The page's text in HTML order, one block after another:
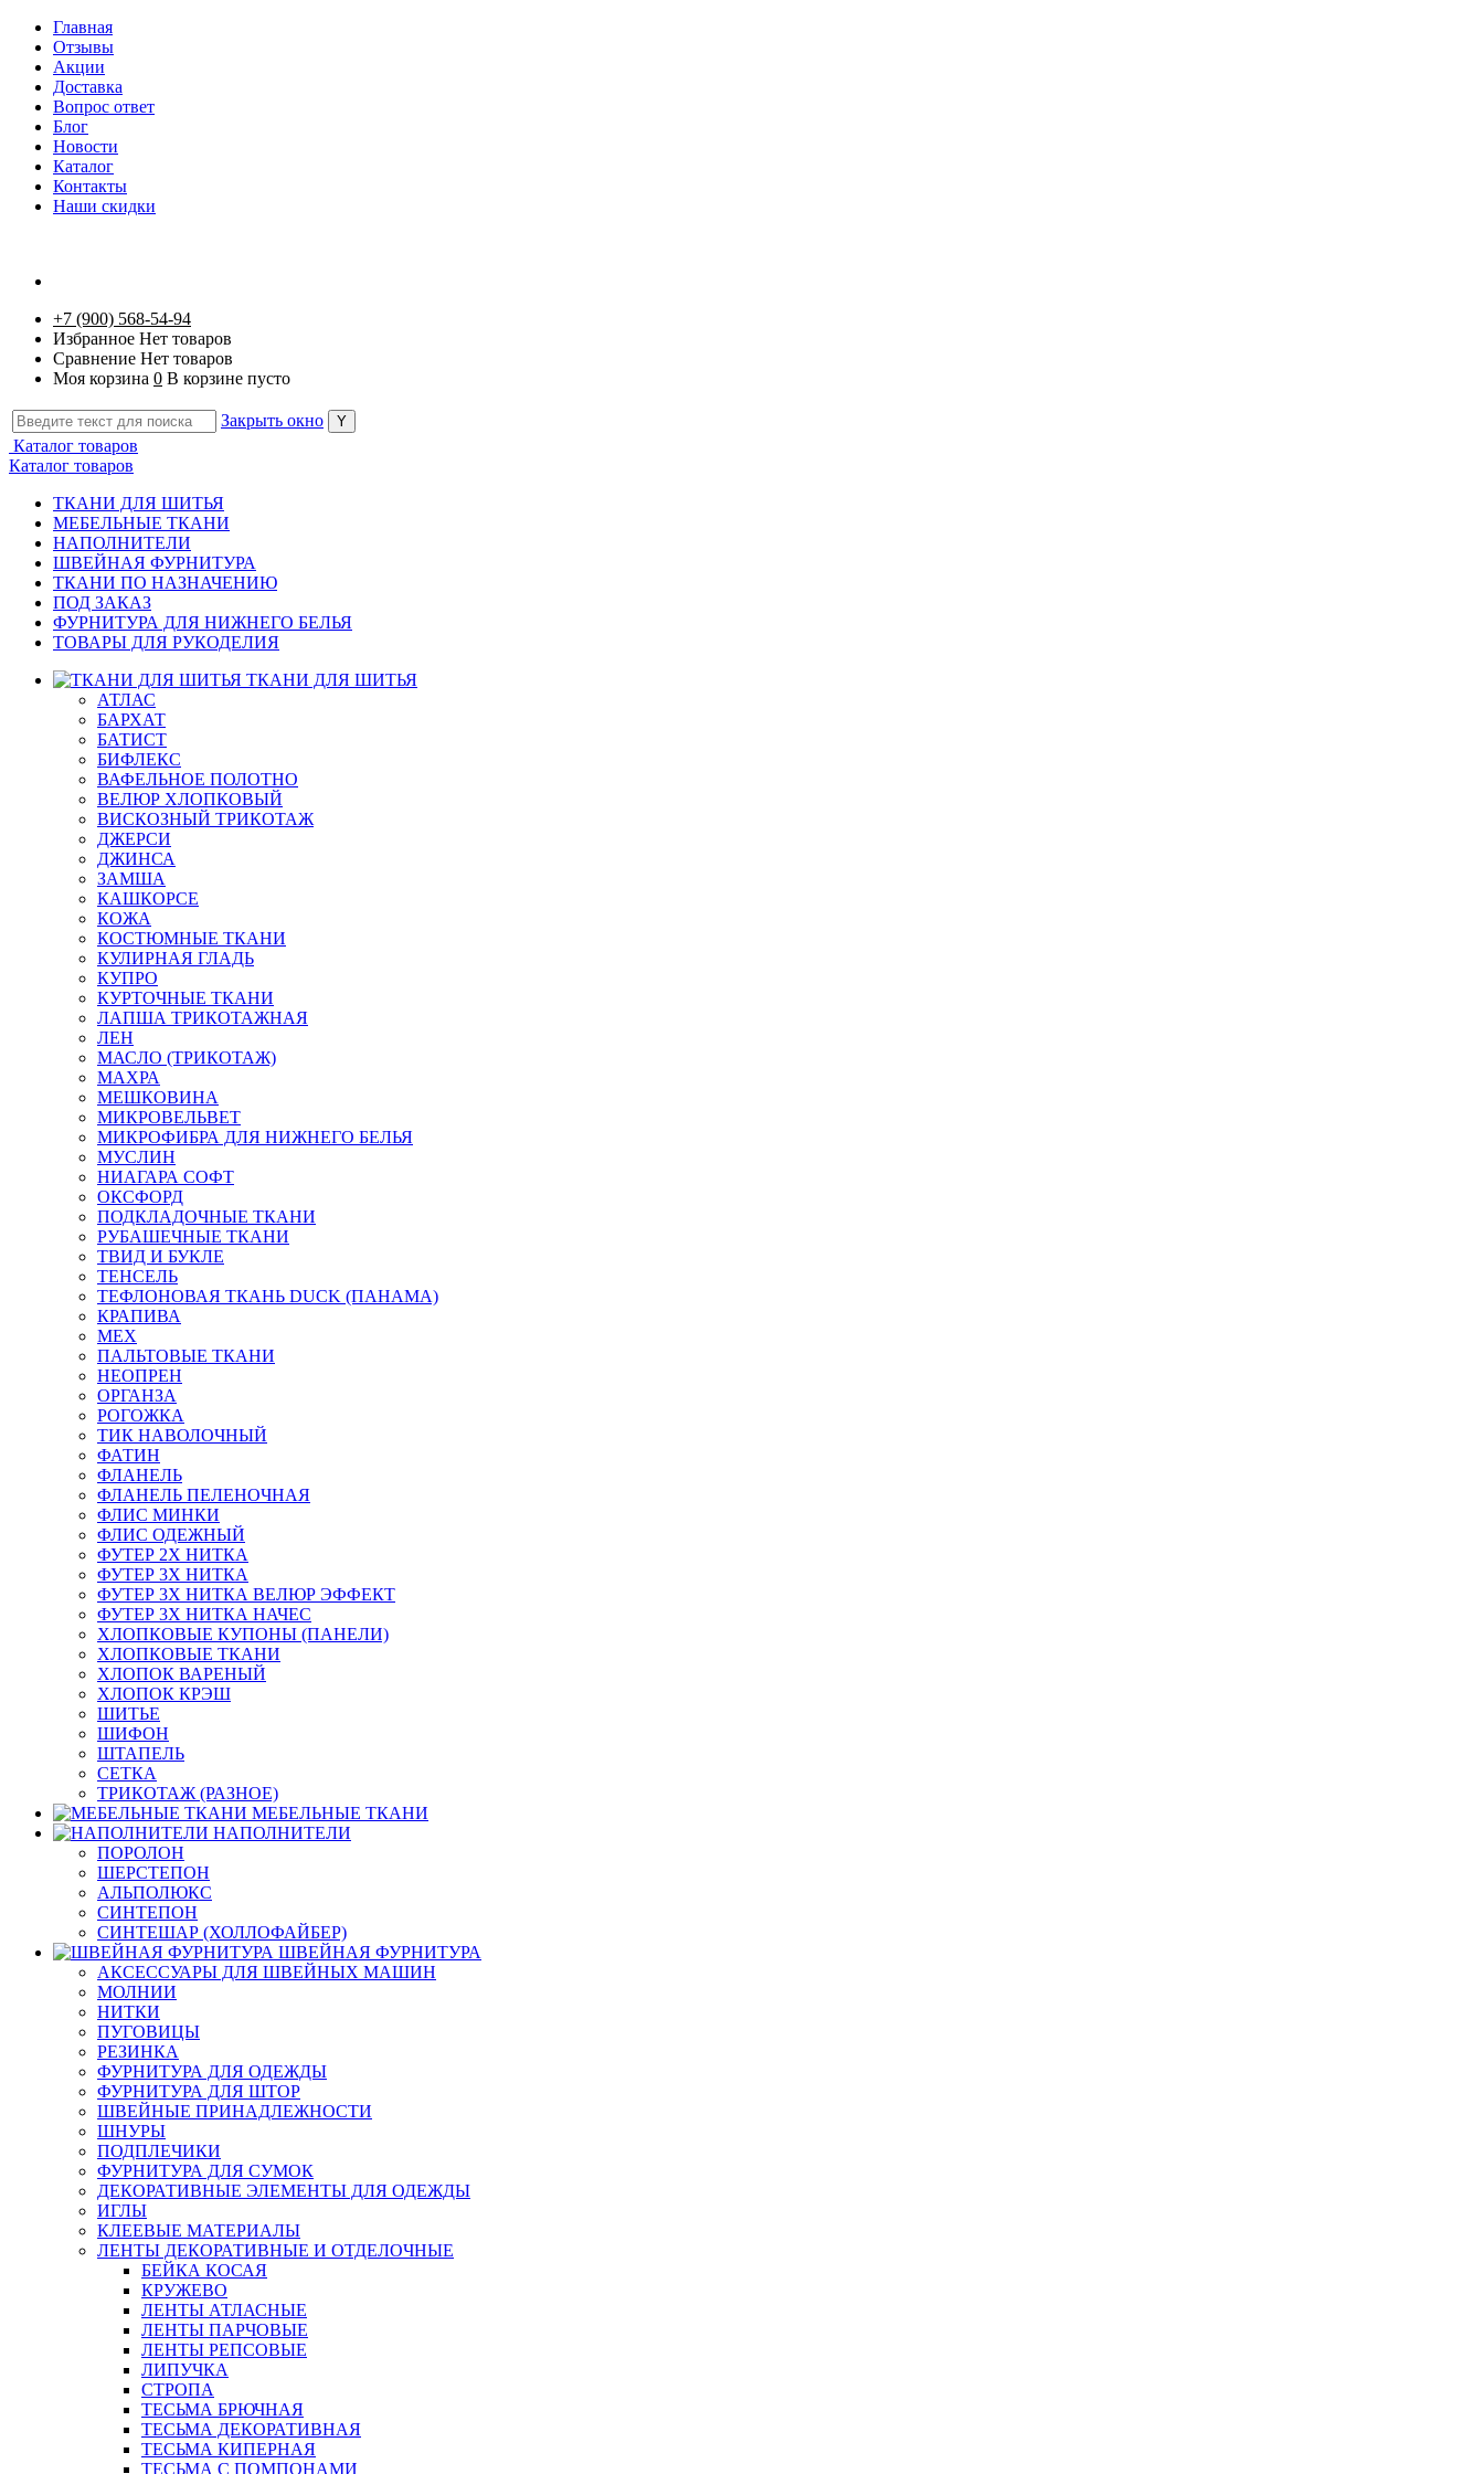
Главная
Отзывы
Акции
Доставка
Вопрос ответ
Блог
Новости
Каталог
Контакты
Наши скидки
+7 (900) 568-54-94
Избранное Нет товаров
Сравнение Нет товаров
Моя корзина 0 В корзине пусто
Закрыть окно
Каталог товаров
Каталог товаров
ТКАНИ ДЛЯ ШИТЬЯ
МЕБЕЛЬНЫЕ ТКАНИ
НАПОЛНИТЕЛИ
ШВЕЙНАЯ ФУРНИТУРА
ТКАНИ ПО НАЗНАЧЕНИЮ
ПОД ЗАКАЗ
ФУРНИТУРА ДЛЯ НИЖНЕГО БЕЛЬЯ
ТОВАРЫ ДЛЯ РУКОДЕЛИЯ
ТКАНИ ДЛЯ ШИТЬЯ
АТЛАС
БАРХАТ
БАТИСТ
БИФЛЕКС
ВАФЕЛЬНОЕ ПОЛОТНО
ВЕЛЮР ХЛОПКОВЫЙ
ВИСКОЗНЫЙ ТРИКОТАЖ
ДЖЕРСИ
ДЖИНСА
ЗАМША
КАШКОРСЕ
КОЖА
КОСТЮМНЫЕ ТКАНИ
КУЛИРНАЯ ГЛАДЬ
КУПРО
КУРТОЧНЫЕ ТКАНИ
ЛАПША ТРИКОТАЖНАЯ
ЛЕН
МАСЛО (ТРИКОТАЖ)
МАХРА
МЕШКОВИНА
МИКРОВЕЛЬВЕТ
МИКРОФИБРА ДЛЯ НИЖНЕГО БЕЛЬЯ
МУСЛИН
НИАГАРА СОФТ
ОКСФОРД
ПОДКЛАДОЧНЫЕ ТКАНИ
РУБАШЕЧНЫЕ ТКАНИ
ТВИД И БУКЛЕ
ТЕНСЕЛЬ
ТЕФЛОНОВАЯ ТКАНЬ DUCK (ПАНАМА)
КРАПИВА
МЕХ
ПАЛЬТОВЫЕ ТКАНИ
НЕОПРЕН
ОРГАНЗА
РОГОЖКА
ТИК НАВОЛОЧНЫЙ
ФАТИН
ФЛАНЕЛЬ
ФЛАНЕЛЬ ПЕЛЕНОЧНАЯ
ФЛИС МИНКИ
ФЛИС ОДЕЖНЫЙ
ФУТЕР 2Х НИТКА
ФУТЕР 3Х НИТКА
ФУТЕР 3Х НИТКА ВЕЛЮР ЭФФЕКТ
ФУТЕР 3Х НИТКА НАЧЕС
ХЛОПКОВЫЕ КУПОНЫ (ПАНЕЛИ)
ХЛОПКОВЫЕ ТКАНИ
ХЛОПОК ВАРЕНЫЙ
ХЛОПОК КРЭШ
ШИТЬЕ
ШИФОН
ШТАПЕЛЬ
СЕТКА
ТРИКОТАЖ (РАЗНОЕ)
МЕБЕЛЬНЫЕ ТКАНИ
НАПОЛНИТЕЛИ
ПОРОЛОН
ШЕРСТЕПОН
АЛЬПОЛЮКС
СИНТЕПОН
СИНТЕШАР (ХОЛЛОФАЙБЕР)
ШВЕЙНАЯ ФУРНИТУРА
АКСЕССУАРЫ ДЛЯ ШВЕЙНЫХ МАШИН
МОЛНИИ
НИТКИ
ПУГОВИЦЫ
РЕЗИНКА
ФУРНИТУРА ДЛЯ ОДЕЖДЫ
ФУРНИТУРА ДЛЯ ШТОР
ШВЕЙНЫЕ ПРИНАДЛЕЖНОСТИ
ШНУРЫ
ПОДПЛЕЧИКИ
ФУРНИТУРА ДЛЯ СУМОК
ДЕКОРАТИВНЫЕ ЭЛЕМЕНТЫ ДЛЯ ОДЕЖДЫ
ИГЛЫ
КЛЕЕВЫЕ МАТЕРИАЛЫ
ЛЕНТЫ ДЕКОРАТИВНЫЕ И ОТДЕЛОЧНЫЕ
БЕЙКА КОСАЯ
КРУЖЕВО
ЛЕНТЫ АТЛАСНЫЕ
ЛЕНТЫ ПАРЧОВЫЕ
ЛЕНТЫ РЕПСОВЫЕ
ЛИПУЧКА
СТРОПА
ТЕСЬМА БРЮЧНАЯ
ТЕСЬМА ДЕКОРАТИВНАЯ
ТЕСЬМА КИПЕРНАЯ
ТЕСЬМА С ПОМПОНАМИ